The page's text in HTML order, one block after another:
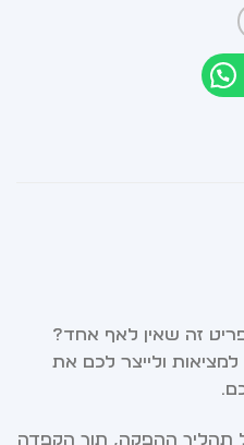
זה שאין לאף אחד?
ולייצר לכם את
תהליך ההפקה, תוך הקפדה